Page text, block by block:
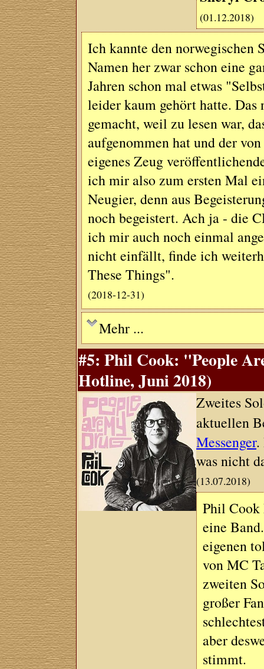
(01.12.2018)
Ich kannte den norwegischen
Namen her zwar schon eine
Jahren schon mal etwas
leider kaum gehört hatte.
gemacht, weil zu lesen war,
aufgenommen hat und der
eigenes Zeug
ich mir also zum ersten Mal
Neugier, denn aus
noch begeistert. Ach ja - die
ich mir auch noch einmal
nicht einfällt, finde ich
These Things".
(2018-12-31)
Mehr ...
#5: Phil Cook: "People
Hotline, Juni 2018)
Zweites
aktuellen
Messenger.
was nicht
(13.07.2018)
Phil Cook
eine
eigenen
von MC
zweiten
großer
aber
stimmt.